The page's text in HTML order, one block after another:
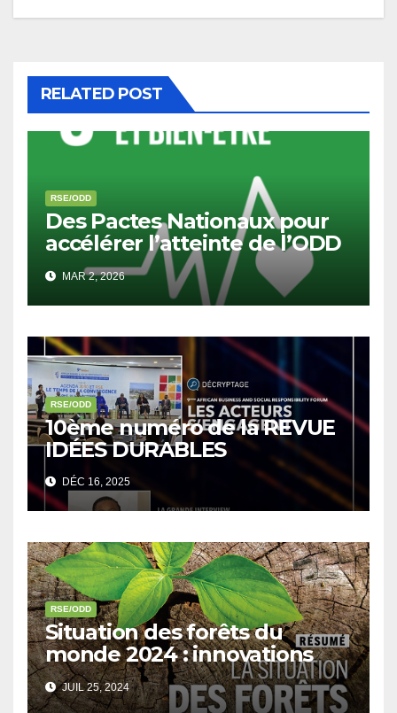
RELATED POST
RSE/ODD
Des Pactes Nationaux pour
accélérer l’atteinte de l’ODD
3
MAR 2, 2026
RSE/ODD
10ème numéro de la REVUE
IDÉES DURABLES
DÉC 16, 2025
RSE/ODD
Situation des forêts du
monde 2024 : innovations
dans le secteur forestier
pour un avenir plus durable
JUIL 25, 2024